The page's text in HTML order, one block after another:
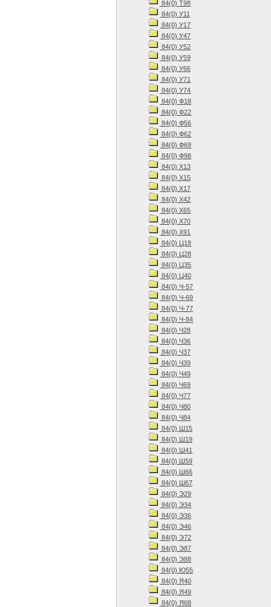
84(0) Т98
84(0) У11
84(0) У17
84(0) У47
84(0) У52
84(0) У59
84(0) У66
84(0) У71
84(0) У74
84(0) Ф18
84(0) Ф22
84(0) Ф56
84(0) Ф62
84(0) Ф69
84(0) Ф98
84(0) Х13
84(0) Х15
84(0) Х17
84(0) Х42
84(0) Х65
84(0) Х70
84(0) Х91
84(0) Ц18
84(0) Ц28
84(0) Ц35
84(0) Ц40
84(0) Ч-57
84(0) Ч-69
84(0) Ч-77
84(0) Ч-84
84(0) Ч28
84(0) Ч36
84(0) Ч37
84(0) Ч39
84(0) Ч49
84(0) Ч69
84(0) Ч77
84(0) Ч80
84(0) Ч84
84(0) Ш15
84(0) Ш19
84(0) Ш41
84(0) Ш59
84(0) Ш66
84(0) Ш67
84(0) Э29
84(0) Э34
84(0) Э36
84(0) Э46
84(0) Э72
84(0) Э87
84(0) Э88
84(0) Ю55
84(0) Я40
84(0) Я49
84(0) Я68